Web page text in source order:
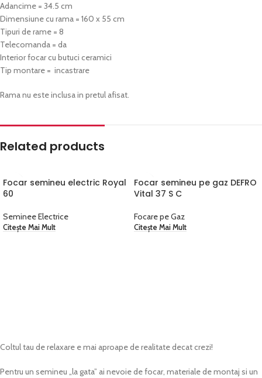
Adancime = 34.5 cm
Dimensiune cu rama = 160 x 55 cm
Tipuri de rame = 8
Telecomanda = da
Interior focar cu butuci ceramici
Tip montare = incastrare
Rama nu este inclusa in pretul afisat.
Related products
Focar semineu electric Royal
60
Seminee Electrice
Citește Mai Mult
Focar semineu pe gaz DEFRO
Vital 37 S C
Focare pe Gaz
Citește Mai Mult
Coltul tau de relaxare e mai aproape de realitate decat crezi!
Pentru un semineu „la gata” ai nevoie de focar, materiale de montaj si un